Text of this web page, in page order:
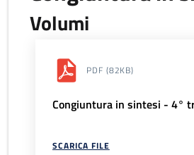
Volumi
PDF (82KB)
Congiuntura in sintesi - 4°
SCARICA FILE